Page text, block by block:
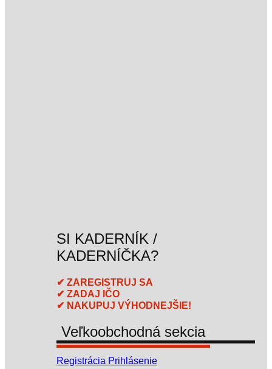
SI KADERNÍK /
KADERNÍČKA?
✔ ZAREGISTRUJ SA
✔ ZADAJ IČO
✔ NAKUPUJ VÝHODNEJŠIE!
Veľkoobchodná sekcia
Registrácia Prihlásenie